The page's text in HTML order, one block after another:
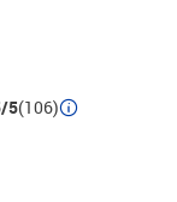
pour
: PVC,
: 1" (25
de la
: 1"Pression
: entre
5(106)